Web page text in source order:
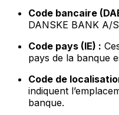
Code bancaire
DANSKE BANK A/S
Code pays (IE) :
pays de la banque
Code de
indiquent
banque.